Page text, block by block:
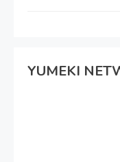
YUMEKI